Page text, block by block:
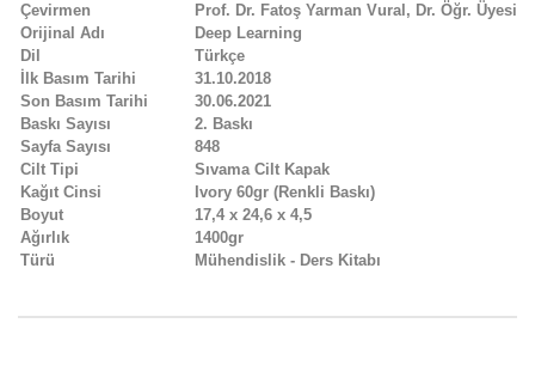
Çevirmen
Prof. Dr. Fatoş Yarman Vural, Dr. Öğr. Üyesi
Orijinal Adı
Deep Learning
Dil
Türkçe
İlk Basım Tarihi
31.10.2018
Son Basım Tarihi
30.06.2021
Baskı Sayısı
2. Baskı
Sayfa Sayısı
848
Cilt Tipi
Sıvama Cilt Kapak
Kağıt Cinsi
Ivory 60gr (Renkli Baskı)
Boyut
17,4 x 24,6 x 4,5
Ağırlık
1400gr
Türü
Mühendislik - Ders Kitabı